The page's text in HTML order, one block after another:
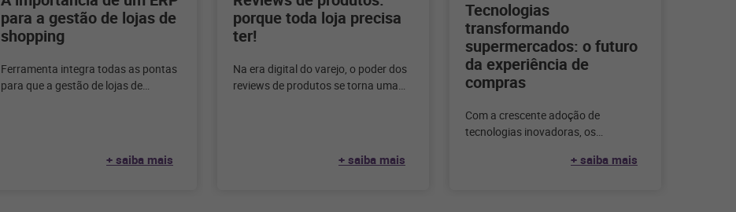
para a gestão de lojas de
shopping
Ferramenta integra todas as pontas
para que a gestão de lojas de
+ saiba mais
porque toda loja precisa
ter!
Na era digital do varejo, o poder dos
reviews de produtos se torna uma
+ saiba mais
Tecnologias
transformando
supermercados: o futuro
da experiência de
compras
Com a crescente adoção de
tecnologias inovadoras, os
experiência de compras para os
+ saiba mais